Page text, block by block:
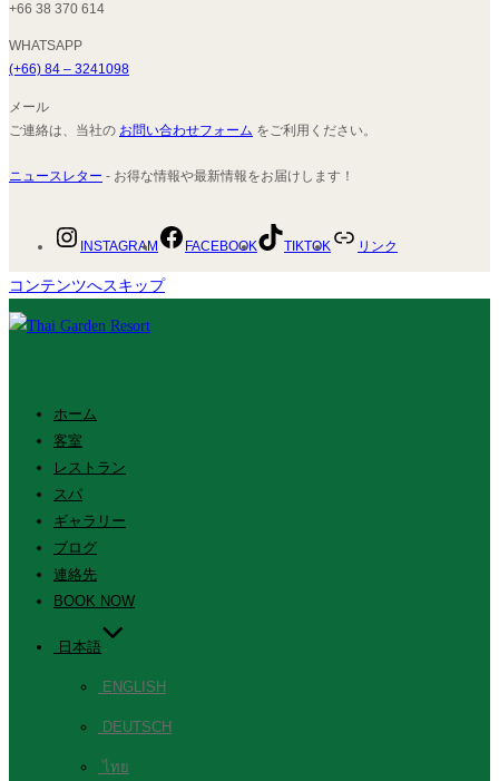
+66 38 370 614
WHATSAPP
(+66) 84 – 3241098
メール
ご連絡は、当社の お問い合わせフォーム をご利用ください。
ニュースレター - お得な情報や最新情報をお届けします！
INSTAGRAM FACEBOOK TIKTOK リンク
コンテンツへスキップ
ホーム
客室
レストラン
スパ
ギャラリー
ブログ
連絡先
BOOK NOW
日本語
ENGLISH
DEUTSCH
ไทย